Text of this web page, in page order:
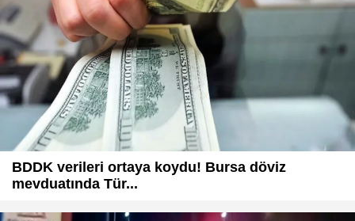
BDDK verileri ortaya koydu! Bursa döviz
mevduatında Tür...